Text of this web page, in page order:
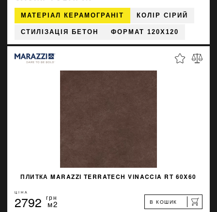
МАТЕРІАЛ КЕРАМОГРАНІТ КОЛІР СІРИЙ
СТИЛІЗАЦІЯ БЕТОН ФОРМАТ 120X120
ПЛИТКА MARAZZI TERRATECH VINACCIA RT 60X60
ЦІНА
2792 грн
м2 В КОШИК